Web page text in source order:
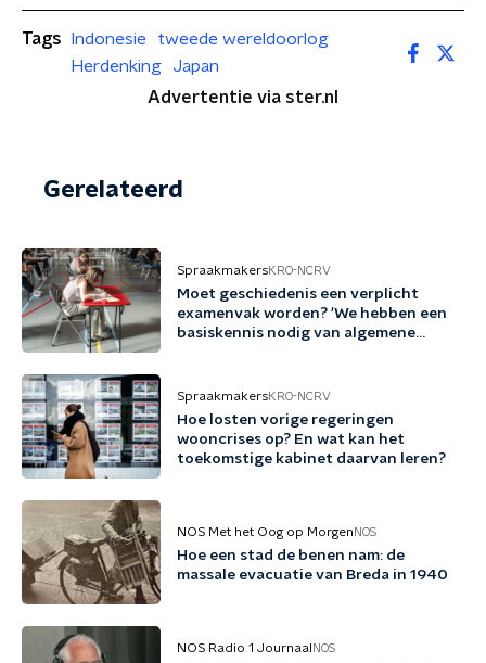
Tags Indonesie
tweede wereldoorlog
Herdenking
Japan
Advertentie via ster.nl
Gerelateerd
SpraakmakersKRO-NCRV
Moet geschiedenis een verplicht
examenvak worden? 'We hebben een
basiskennis nodig van algemene
SpraakmakersKRO-NCRV
Hoe losten vorige regeringen
wooncrises op? En wat kan het
toekomstige kabinet daarvan leren?
NOS Met het Oog op Morgen NOS
Hoe een stad de benen nam: de
massale evacuatie van Breda in 1940
NOS Radio 1 Journaal NOS